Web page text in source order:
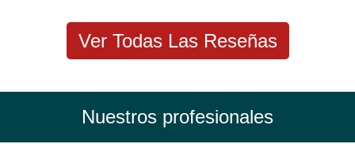
Ver Todas Las Reseñas
Nuestros profesionales